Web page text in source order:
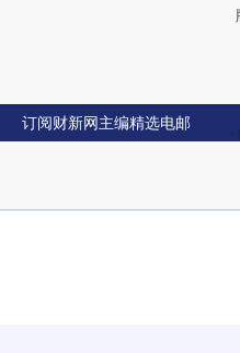
订阅财新网主编精选电邮